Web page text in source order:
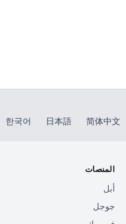
简体中文
日本語
한국어
المنصات
أبل
جوجل